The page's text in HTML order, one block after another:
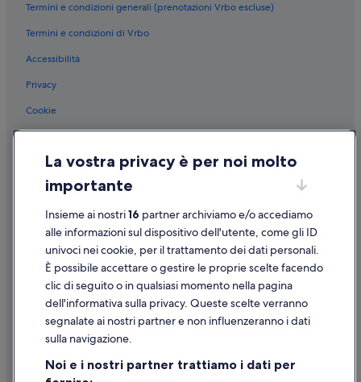
Isola dei Pescatori: B&B
Isola dei Pescatori: Lodge
Isola dei Pescatori: Case private in affitto
Stazione di Baveno: Ville
Stazione di Baveno: Inn
Stazione di Baveno: Appartamenti
Stazione di Baveno: Guest house
Baveno: Hotel di lusso
Baveno: Hotel per fare shopping
Baveno: Hotel economici
Baveno: Hotel con piscina
Baveno: Hotel con bar
Baveno: Hotel per golfisti
Baveno: Hotel romantici
Baveno: Hotel storici
Termini e condizioni generali (prenotazioni Vrbo escluse)
Termini e condizioni di Vrbo
Accessibilità
Privacy
Cookie
Informazioni legali/Contatti
Linee guida sui contenuti e segnalazione dei contenuti
Supporto
Assistenza clienti
Contattaci
Come cancellare un volo
Come modificare la prenotazione di un hotel o una casa vacanze
La vostra privacy è per noi molto
importante
Insieme ai nostri16 partner archiviamo e/o accediamo
alle informazioni sul dispositivo dell'utente, come gli ID
univoci nei cookie, per il trattamento dei dati personali.
È possibile accettare o gestire le proprie scelte facendo
clic di seguito o in qualsiasi momento nella pagina
dell'informativa sulla privacy. Queste scelte verranno
segnalate ai nostri partner e non influenzeranno i dati
sulla navigazione.
Noi e i nostri partner trattiamo i dati per